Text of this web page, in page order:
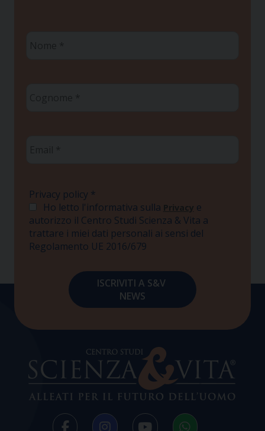
Privacy policy *
Ho letto l'informativa sulla Privacy e
autorizzo il Centro Studi Scienza & Vita a
trattare i miei dati personali ai sensi del
Regolamento UE 2016/679